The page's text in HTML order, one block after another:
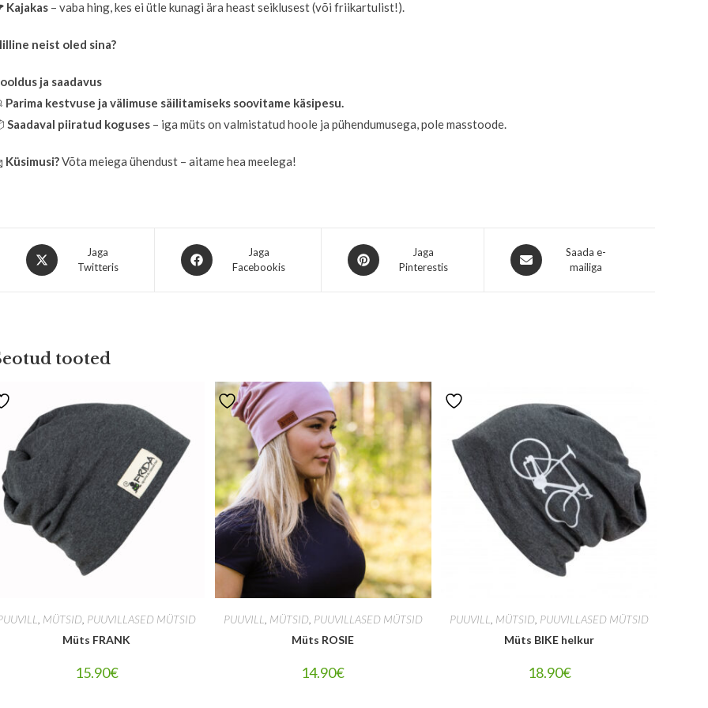
Kajakas– vaba hing, kes ei ütle kunagi ära heast seiklusest (või friikartulist!).
neist oled sina?
ja saadavus
Parima kestvuse ja välimuse säilitamiseks soovitame käsipesu.
Saadaval piiratud koguses– iga müts on valmistatud hoole ja pühendumusega, pole masstoode.
Küsimusi?Võta meiega ühendust – aitame hea meelega!
Jaga
Twitteris
Jaga
Facebookis
Jaga
Pinterestis
Saada e-
mailiga
tooted
MÜTSID PUUVILLASED MÜTSID
Müts FRANK
15.90€
PUUVILL MÜTSID, PUUVILLASED MÜTSID
Müts ROSIE
14.90€
PUUVILL MÜTSID PUUVILLASED MÜTSID
Müts BIKE helkur
18.90€